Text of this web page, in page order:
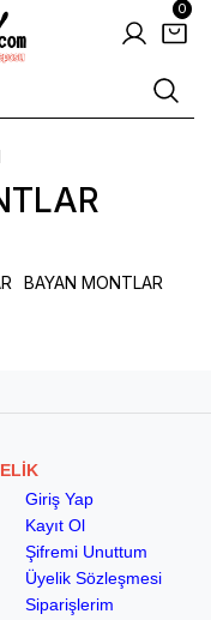
0
BAYAN MONTLAR
Giriş Yap
Kayıt Ol
Şifremi Unuttum
Üyelik Sözleşmesi
Siparişlerim